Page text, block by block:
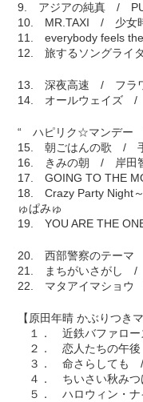
9. アジアの純真 /
10. MR.TAXI / 少女
11. everybody feels
12. 旅するソングラ
13. 深夜高速 / フラワ
14. オールウェイズ /
“ ハピリク☆マンデー
15. 朝ごはんの歌 /
16. きみの朝 / 岸田
17. GOING TO THE
18. Crazy Party Night
ゅぱみゅ
19. YOU ARE THE
20. 西部警察のテーマ
21. まちがいさがし /
22. マタアイマショ
【原田年晴 かぶりつき
１． 近鉄バファロ
２． 恋人たちの午
３． 命さらして
４． ちいさい秋み
５． ハロウィン・